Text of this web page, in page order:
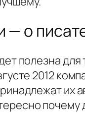
— о
полезна
2012
их
почему